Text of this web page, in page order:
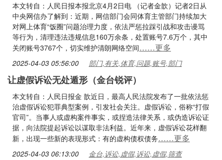
本文转自：人民日报本报北京4月2日电 （记者金歆）记者2日从
中央网信办了解到：近期，网信部门会同体育主管部门持续加大
对网上体育“饭圈”问题治理力度，依法严惩拉踩引战和攻击谩骂
等行为，清理违法违规信息160万余条，处置账号7.6万个，其中
关闭账号3767个，切实维护清朗网络空间……更多
2025-04-03 05:56:00 部门,有关,体育,问题,账号,部门
让虚假诉讼无处遁形（金台锐评）
本文转自：人民日报金 歆近日，最高人民法院发布了一批依法惩
治虚假诉讼犯罪典型案例，引发社会关注。虚假诉讼，俗称“打假
官司”。当事人或虚构案件事实，或捏造法律关系，或伪造诉讼证
据，向法院提起诉讼以谋取非法利益。近年来，虚假诉讼花样翻
新，出现一些新的表现形式：有的虚构债权债务……更多
2025-04-03 06:13:00 金台,诉讼,虚假,诉讼,虚假,筛查